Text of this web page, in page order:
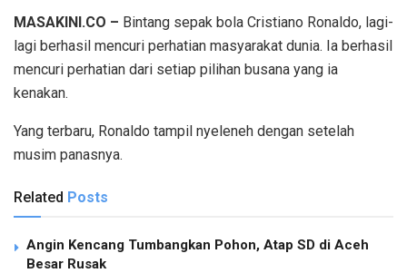
MASAKINI.CO – Bintang sepak bola Cristiano Ronaldo, lagi-
lagi berhasil mencuri perhatian masyarakat dunia. Ia berhasil
mencuri perhatian dari setiap pilihan busana yang ia
kenakan.
Yang terbaru, Ronaldo tampil nyeleneh dengan setelah
musim panasnya.
Related Posts
Angin Kencang Tumbangkan Pohon, Atap SD di Aceh
Besar Rusak